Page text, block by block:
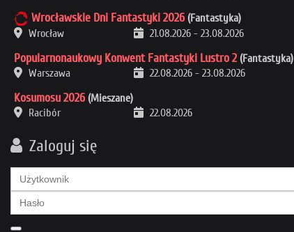
Wrocławskie Dni Fantastyki 2026 (Fantastyka)
Wrocław
21.08.2026 - 23.08.2026
Popularnonaukowy Konwent Fantastyki Lustro 2 (Fantastyka)
Warszawa
22.08.2026 - 23.08.2026
Kosumosu 2026 (Mieszane)
Racibór
22.08.2026
Zaloguj się